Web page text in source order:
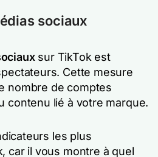
sociaux
sur TikTok est
Cette mesure
nombre de comptes
contenu lié à votre marque.
les plus
car il vous montre à quel